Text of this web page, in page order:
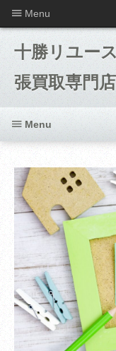
十勝リユー
張買取専門店
Menu
Menu